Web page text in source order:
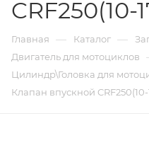
CRF250(10-
Главная — Каталог —
Двигатель для мотоциклов
Цилиндр\Головка для
Клапан впускной